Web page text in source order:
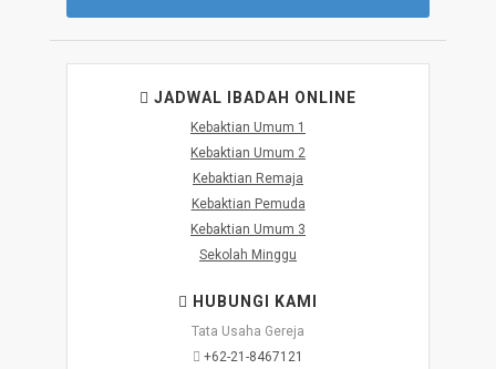
JADWAL IBADAH ONLINE
Kebaktian Umum 1
Kebaktian Umum 2
Kebaktian Remaja
Kebaktian Pemuda
Kebaktian Umum 3
Sekolah Minggu
HUBUNGI KAMI
Tata Usaha Gereja
+62-21-8467121